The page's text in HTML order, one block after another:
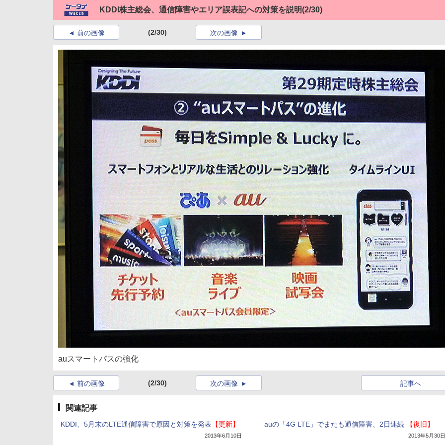
KDDI株主総会、通信障害やエリア誤表記への対策を説明(2/30)
前の画像 (2/30) 次の画像
auスマートパスの強化
前の画像 (2/30) 記事へ
次の画像
関連記事
KDDI、5月末のLTE通信障害で原因と対策を発表 【更新】
2013年6月10日
auの「4G LTE」でまたも通信障害、2日連続 【復旧】
2013年5月30日